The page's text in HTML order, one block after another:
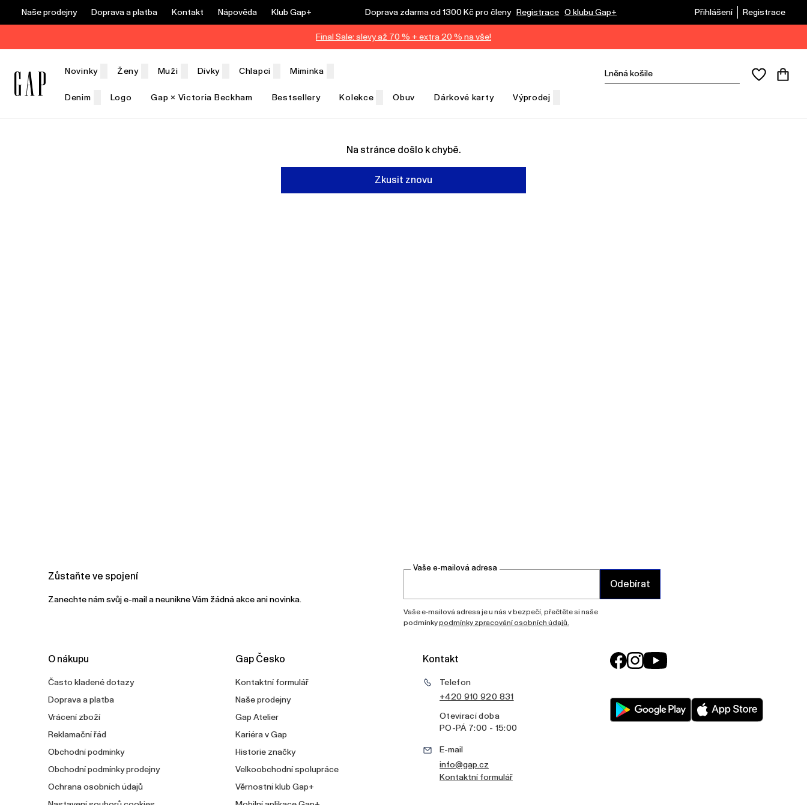
Naše prodejny Doprava a platba Kontakt Nápověda Klub Gap+ Doprava zdarma od 1300 Kč pro členy Registrace O klubu Gap+ Přihlášení Registrace
Final Sale: slevy až 70 % + extra 20 % na vše!
Novinky Ženy Muži Dívky Chlapci Miminka
Denim Logo Gap × Victoria Beckham Bestsellery Kolekce Obuv Dárkové karty Výprodej
Na stránce došlo k chybě.
Zkusit znovu
Zůstaňte ve spojení
Zanechte nám svůj e-mail a neunikne Vám žádná akce ani novinka.
Vaše e-mailová adresa
Odebírat
Vaše e-mailová adresa je u nás v bezpečí, přečtěte si naše
podmínkypodmínky zpracování osobních údajů.
O nákupu
Často kladené dotazy
Doprava a platba
Vrácení zboží
Reklamační řád
Obchodní podmínky
Obchodní podmínky prodejny
Ochrana osobních údajů
Nastavení souborů cookies
Gap Česko
Kontaktní formulář
Naše prodejny
Gap Atelier
Kariéra v Gap
Historie značky
Velkoobchodní spolupráce
Věrnostní klub Gap+
Mobilní aplikace Gap+
Kontakt
Telefon
+420 910 920 831
Otevírací doba
PO-PÁ 7:00 - 15:00
E-mail
info@gap.cz
Kontaktní formulář